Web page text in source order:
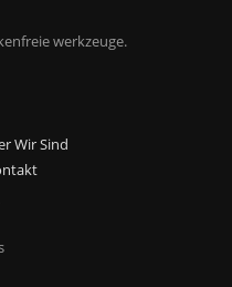
werkzeuge.
Wir Sind